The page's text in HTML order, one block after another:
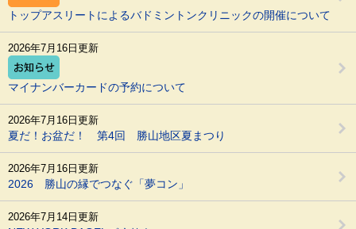
トップアスリートによるバドミントンクリニックの開催について
マイナンバーカードの予約について
2026年7月16日更新
夏だ！お盆だ！ 第4回 勝山地区夏まつり
2026年7月16日更新
2026 勝山の縁でつなぐ「夢コン」
2026年7月16日更新
2026年7月14日更新